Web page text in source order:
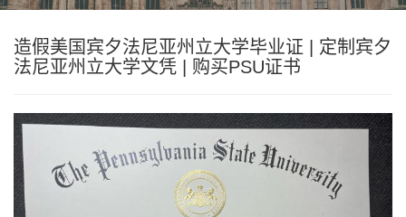
造假美国宾夕法尼亚州立大学毕业证 | 定制宾夕
法尼亚州立大学文凭 | 购买PSU证书